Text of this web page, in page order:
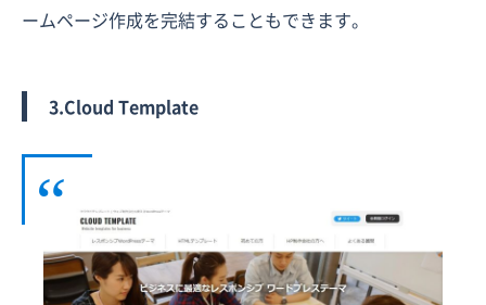
ームページ作成を完結することもできます。
3.Cloud Template